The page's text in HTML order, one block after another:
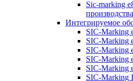
Sic-marking
Интегрируемое
SIC-Marking
SIC-Marking
SIC-Marking
SIC-Marking
SIC-Marking
SIC-Marking